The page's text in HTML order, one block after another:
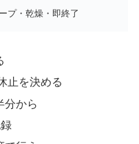
プ・乾燥・即終了
止を決める
分から